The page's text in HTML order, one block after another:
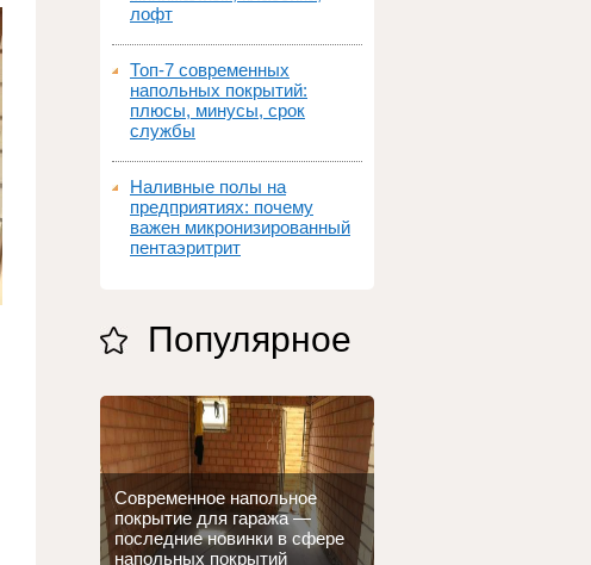
лофт
Топ‑7 современных
напольных покрытий:
плюсы, минусы, срок
службы
Наливные полы на
предприятиях: почему
важен микронизированный
пентаэритрит
Популярное
Современное напольное
покрытие для гаража —
последние новинки в сфере
напольных покрытий